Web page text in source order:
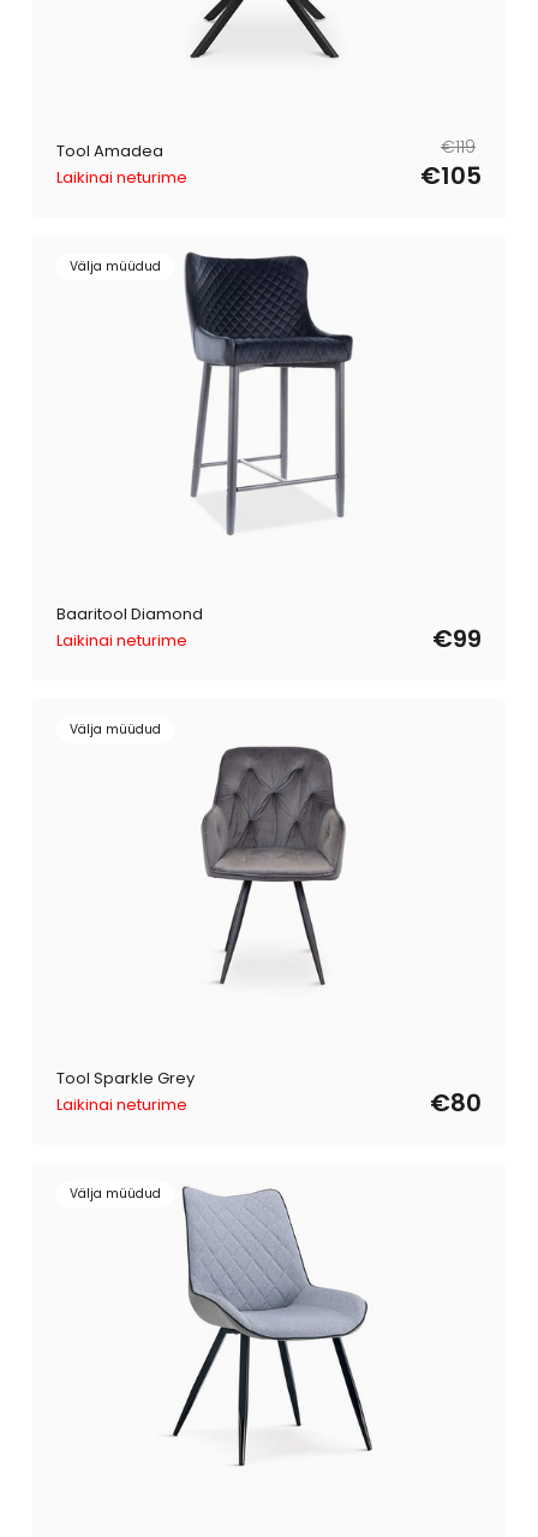
Tool Amadea
Laikinai neturime
Tavahind
€119
Müügihind
€105
Välja müüdud
Baaritool Diamond
Laikinai neturime
€99
Välja müüdud
Tool Sparkle Grey
Laikinai neturime
€80
Välja müüdud